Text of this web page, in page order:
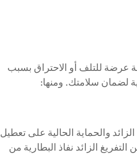
عرضة للتلف أو الاحتراق بسبب
لضمان سلامتك. ومنها:
والحماية الحالية على تعطيل
الزائد نفاذ البطارية من